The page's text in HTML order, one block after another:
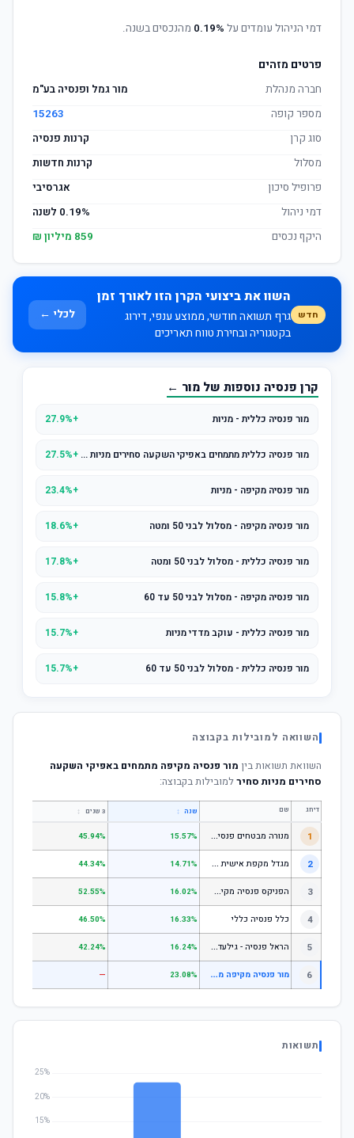
דמי הניהול עומדים על 0.19% מהנכסים בשנה.
פרטים מזהים
חברה מנהלת
מור גמל ופנסיה בע"מ
מספר קופה
15263
סוג קרן
קרנות פנסיה
מסלול
קרנות חדשות
פרופיל סיכון
אגרסיבי
דמי ניהול
0.19% לשנה
היקף נכסים
859 מיליון ₪
חדש
השוו את ביצועי הקרן הזו לאורך זמן
גרף תשואה חודשי, ממוצע ענפי, דירוג
בקטגוריה ובחירת טווח תאריכים
לכלי ←
קרן פנסיה נוספות של מור ←
מור פנסיה כללית - מניות +27.9%
מור פנסיה כללית מתמחים באפיקי השקעה סחירים מניות סחיר +27.5%
מור פנסיה מקיפה - מניות +23.4%
מור פנסיה מקיפה - מסלול לבני 50 ומטה +18.6%
מור פנסיה כללית - מסלול לבני 50 ומטה +17.8%
מור פנסיה מקיפה - מסלול לבני 50 עד 60 +15.8%
מור פנסיה כללית - עוקב מדדי מניות +15.7%
מור פנסיה כללית - מסלול לבני 50 עד 60 +15.7%
השוואה למובילות בקבוצה
השוואת תשואות בין מור פנסיה מקיפה מתמחים באפיקי השקעה
סחירים מניות סחירלמובילות בקבוצה:
דירוג שם שנה ↕ 3 שנים ↕
1 מ
נורה מבטחים פנסיה - כללי 15.57%
45.94%
2 מ
גדל מקפת אישית כללי 14.71%
44.34%
3 ה
פניקס פנסיה מקיפה - מסלול לבני 50 ומטה 16.02%
52.55%
4 כלל פנסיה כללי 16.33%
46.50%
5 ה
ראל פנסיה - גילעד כללי 16.24%
42.24%
6 מ
ור פנסיה מקיפה מתמחים באפיקי השקעה סחירים מניות סחיר 23.08%
—
תשואות